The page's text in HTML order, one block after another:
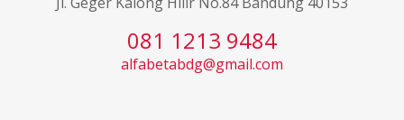
081 1213 9484
alfabetabdg@gmail.com